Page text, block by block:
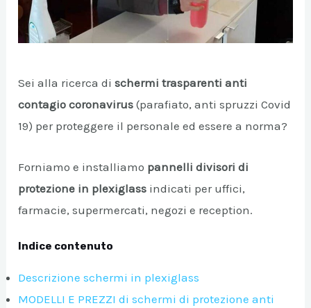
Sei alla ricerca dischermi trasparenti anti
contagio coronavirus(parafiato, anti spruzzi Covid
19) per proteggere il personale ed essere a norma?
Forniamo e installiamo pannelli divisori di
protezione in plexiglass indicati per uffici,
farmacie, supermercati, negozi e reception.
Indice contenuto
Descrizione schermi in plexiglass
MODELLI E PREZZI di schermi di protezione anti
DISATTIVA